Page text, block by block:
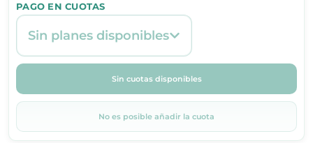
PAGO EN CUOTAS
Sin planes disponibles
Sin cuotas disponibles
No es posible añadir la cuota